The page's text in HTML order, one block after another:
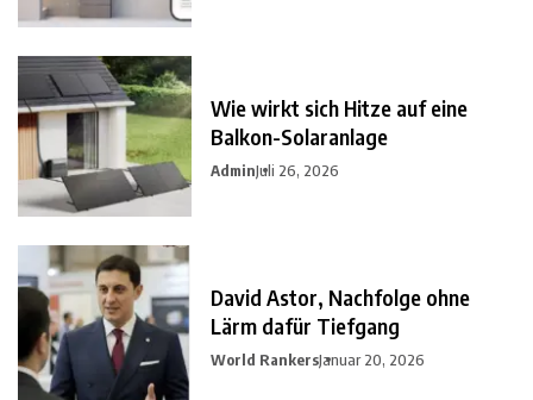
Wie wirkt sich Hitze auf eine
Balkon-Solaranlage
AdminJuli 26, 2026
David Astor, Nachfolge ohne
Lärm dafür Tiefgang
World RankersJanuar 20, 2026